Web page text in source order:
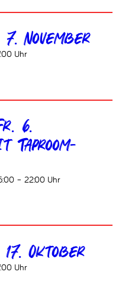
November
Uhr
6.
Taproom-
– 22:00 Uhr
Oktober
Uhr